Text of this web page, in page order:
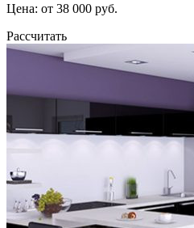
Цена: от 38 000 руб.
Рассчитать